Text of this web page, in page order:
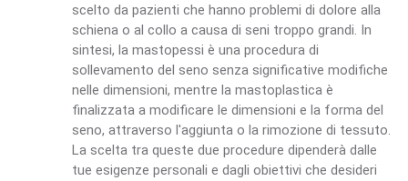
scelto da pazienti che hanno problemi di dolore alla
schiena o al collo a causa di seni troppo grandi. In
sintesi, la mastopessi è una procedura di
sollevamento del seno senza significative modifiche
nelle dimensioni, mentre la mastoplastica è
finalizzata a modificare le dimensioni e la forma del
seno, attraverso l'aggiunta o la rimozione di tessuto.
La scelta tra queste due procedure dipenderà dalle
tue esigenze personali e dagli obiettivi che desideri